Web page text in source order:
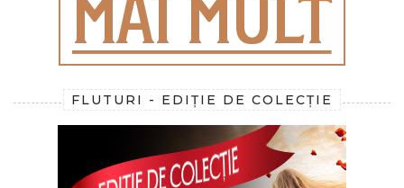
FLUTURI - EDIȚIE DE COLECȚIE